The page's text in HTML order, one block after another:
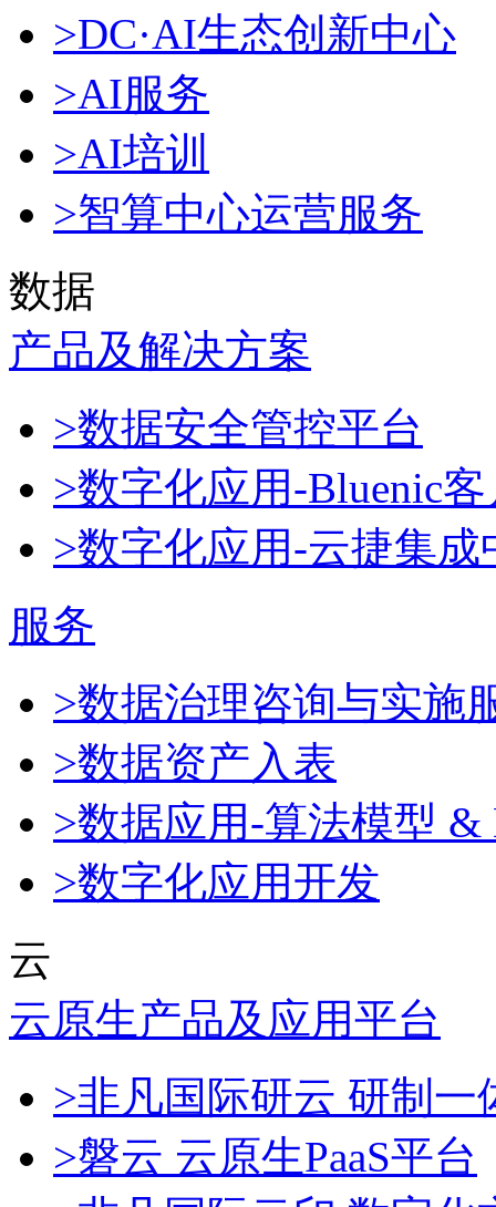
>DC·AI生态创新中心
>AI服务
>AI培训
>智算中心运营服务
数据
产品及解决方案
>数据安全管控平台
>数字化应用-Bluenic
>数字化应用-云捷集成
服务
>数据治理咨询与实施
>数据资产入表
>数据应用-算法模型 &
>数字化应用开发
云
云原生产品及应用平台
>非凡国际研云 研制
>磐云 云原生PaaS平台